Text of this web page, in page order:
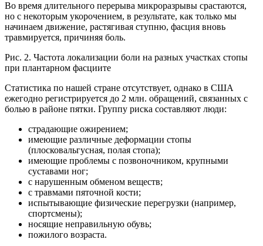
Во время длительного перерыва микроразрывы срастаются,
но с некоторым укорочением, в результате, как только мы
начинаем движение, растягивая ступню, фасция вновь
травмируется, причиняя боль.
Рис. 2. Частота локализации боли на разных участках стопы
при плантарном фасциите
Статистика по нашей стране отсутствует, однако в США
ежегодно регистрируется до 2 млн. обращений, связанных с
болью в районе пятки. Группу риска составляют люди:
страдающие ожирением;
имеющие различные деформации стопы
(плосковальгусная, полая стопа);
имеющие проблемы с позвоночником, крупными
суставами ног;
с нарушенным обменом веществ;
с травмами пяточной кости;
испытывающие физические перегрузки (например,
спортсмены);
носящие неправильную обувь;
пожилого возраста.